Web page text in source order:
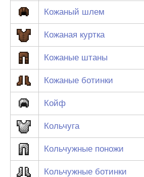
Кожаный шлем
Кожаная куртка
Кожаные штаны
Кожаные ботинки
Койф
Кольчуга
Кольчужные поножи
Кольчужные ботинки